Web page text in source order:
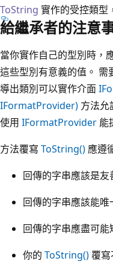
ToString 實作的受控類型
給繼承者的注意
當你實作自己的型別時，
這些型別有意義的值。 需
導出類別可以實作介面
IFormatProvider) 方法允
使用 IFormatProvider 能
方法覆寫 ToString() 應遵
回傳的字串應該是友
回傳的字串應該能唯
回傳的字串應盡可能
你的 ToString()覆